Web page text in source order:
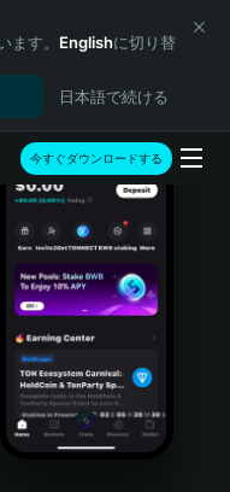
ます。 Englishに切り替
日本語で続ける
今すぐダウンロードする